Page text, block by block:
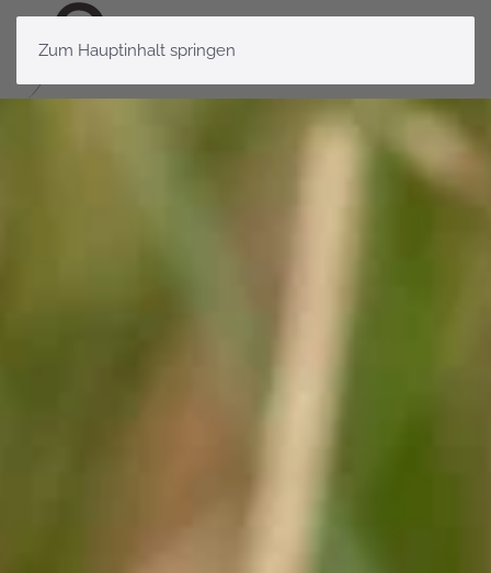
Zum Hauptinhalt springen